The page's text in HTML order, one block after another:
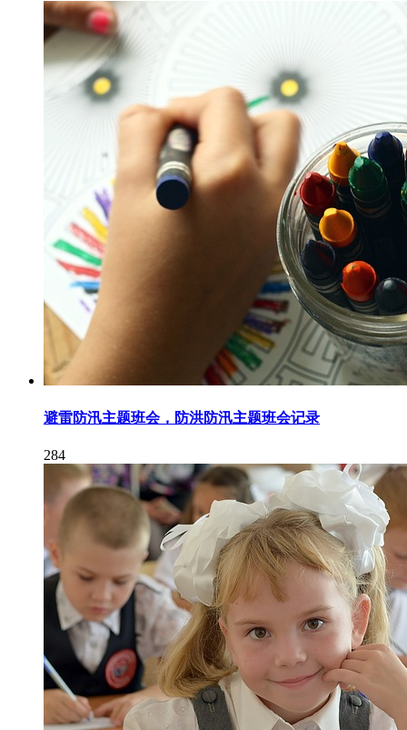
避雷防汛主题班会，防洪防汛主题班会记录
284